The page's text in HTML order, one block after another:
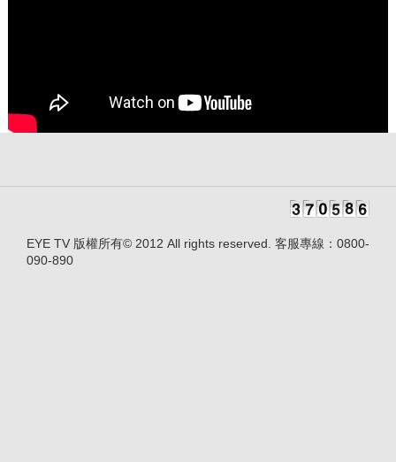
EYE TV 版權所有© 2012 All rights reserved. 客服專線：0800-
090-890